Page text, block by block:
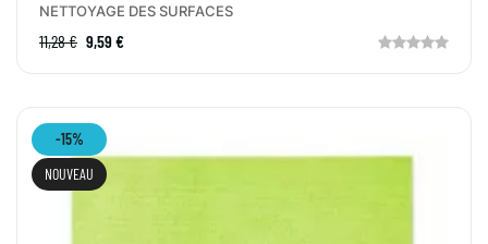
NETTOYAGE DES SURFACES
11,28 € 9,59 €
-15%
NOUVEAU